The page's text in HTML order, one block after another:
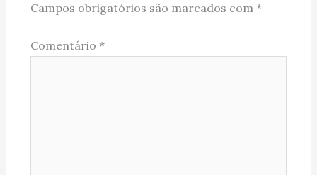
Campos obrigatórios são marcados com *
Comentário *